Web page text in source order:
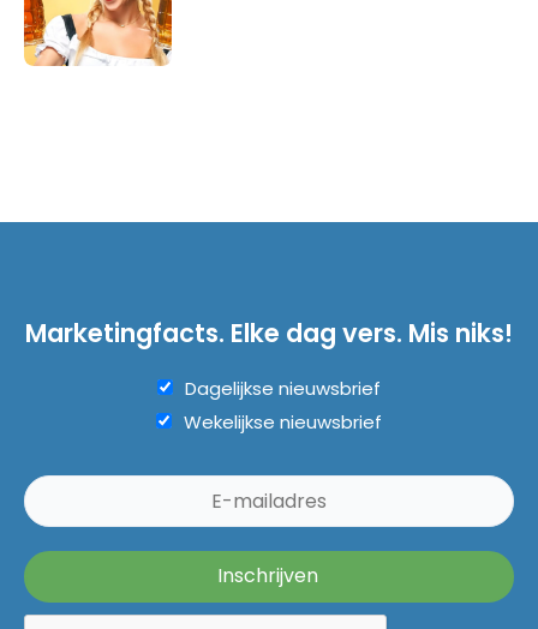
Marketingfacts. Elke dag vers. Mis niks!
Dagelijkse nieuwsbrief
Wekelijkse nieuwsbrief